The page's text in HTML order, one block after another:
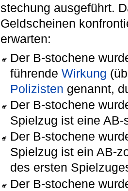
stechung ausgeführt.
Geldscheinen
erwarten:
Der B-stochene
führendeWirkung
Polizisten genannt,
Der B-stochene
Spielzug ist eine
Der B-stochene
Spielzug ist ein AB-
des ersten
Der B-stochene